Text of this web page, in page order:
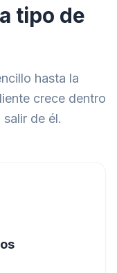
tipo de
hasta la
crece dentro
de él.